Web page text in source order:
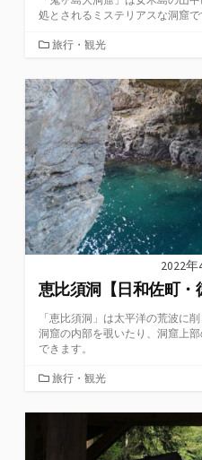
処とされるミステリアスな洞窟で
カ
ゴ
リ
ー
旅行・観光
2022年
恵比須洞【日和佐町・
「恵比須洞」は太平洋の荒波に
洞窟の内部を覗いたり、洞窟上
できます。
カ
ゴ
旅行・観光